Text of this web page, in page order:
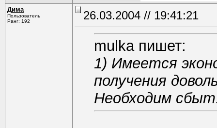
Дима
Пользователь
Ранг: 192
26.03.2004 // 19:41:21
mulka пишет:
1) Имеется
получения
Необходим